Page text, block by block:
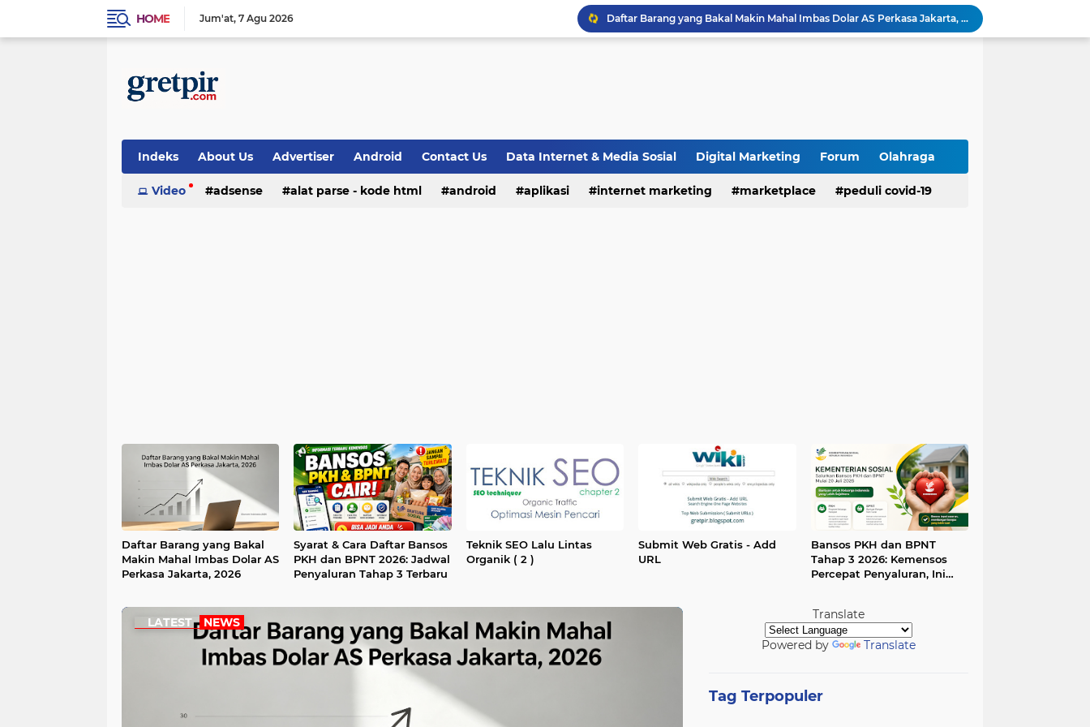
HOME Jum'at 7 Agu 2026
Syarat & Cara Daftar Bansos PKH dan BPNT 2026: Jadwal Penyaluran Tahap 3 Terbaru
Strategi Monetisasi Blog Selain AdSense 2026: Diversifikasi Pendapatan agar Tidak Bergantung Satu Sumber
15 Contoh UMKM di Desa dengan Potensi Untung Besar Tahun 2026: Peluang Bisnis yang Menjanjikan
Indeks About Us Advertiser Android Contact Us Data Internet & Media Sosial Digital Marketing Forum Olahraga
Pendidikan Trend
Video adsense alat parse - kode html android aplikasi internet marketing marketplace peduli covid-19
Daftar Barang yang Bakal
Makin Mahal Imbas Dolar AS
Perkasa Jakarta, 2026
Syarat & Cara Daftar Bansos
PKH dan BPNT 2026: Jadwal
Penyaluran Tahap 3 Terbaru
Teknik SEO Lalu Lintas
Organik ( 2 )
Submit Web Gratis - Add
URL
Bansos PKH dan BPNT
Tahap 3 2026: Kemensos
Percepat Penyaluran, Ini
LATEST NEWS
Translate
Powered by Translate
Tag Terpopuler